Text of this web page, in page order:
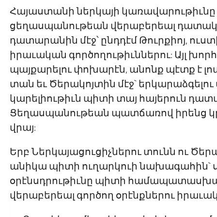
Հայաստանի ներկայի կառավարութիւնը
ցեղասպանութեան վերաբերեալ
դատարանին մէջ՝ ընդդէմ Թուրքիոյ,
իրաւական գործողութիւններու: Այլ
պայքարելու փոխարէն, անոնք պէտք է
տան եւ Ծերակոյտին մէջ`
կարելիութիւն պիտի տայ հայերուն
Ցեղասպանութեան պատճառով իրենց
վրայ:
Երբ Ներկայացուցիչներու տունն ու
անիկա պիտի ուղարկուի նախագահին`
օրէնսդրութիւնը պիտի
վերաբերեալ գործող օրէնքներու